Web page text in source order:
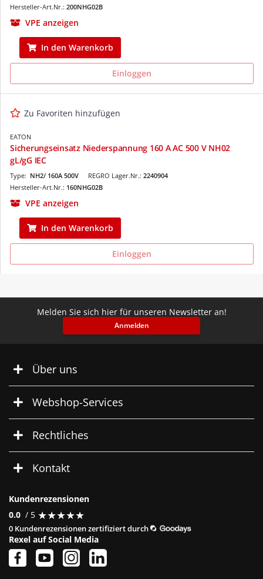
Hersteller-Art.Nr.: 200NHG02B
VPE anzeigen
In den Warenkorb
Einloggen
Zu Favoriten hinzufügen
EATON
Sicherungseinsatz Niederspannung 160 A AC 500 V NH02
gL/gG IEC
REGRO Lager.Nr.: 2240904
Type: NH2/ 160A 500V
Hersteller-Art.Nr.: 160NHG02B
VPE anzeigen
In den Warenkorb
Einloggen
Melden Sie sich hier für unseren Newsletter an!
Anmelden
Über uns
Webshop-Services
Rechtliches
Kontakt
Kundenrezensionen
0.0 / 5 ★★★★★
★★★★★
0 Kundenrezensionen zertifiziert durch
Rexel auf Social Media